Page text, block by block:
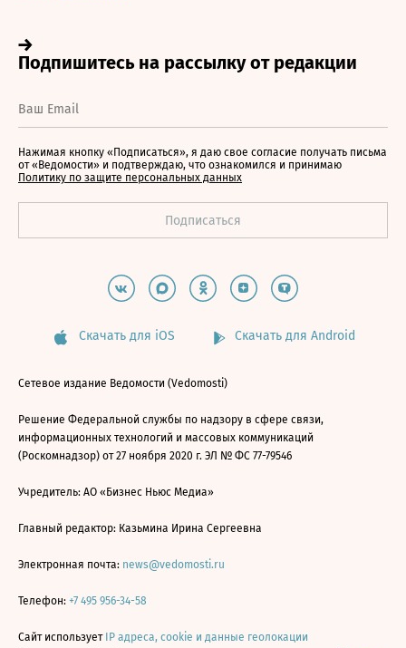
Нажимая кнопку «Подписаться», я даю свое согласие получать письма
от «Ведомости» и подтверждаю, что ознакомился и принимаю
Политику по защите персональных данных
Скачать для iOS Скачать для Android
Сетевое издание Ведомости (Vedomosti)
Решение Федеральной службы по надзору в сфере связи,
информационных технологий и массовых коммуникаций
(Роскомнадзор) от 27 ноября 2020 г. ЭЛ № ФС 77-79546
Учредитель: АО «Бизнес Ньюс Медиа»
Главный редактор: Казьмина Ирина Сергеевна
Электронная почта: news@vedomosti.ru
Телефон: +7 495 956-34-58
Сайт использует IP адреса, cookie и данные геолокации